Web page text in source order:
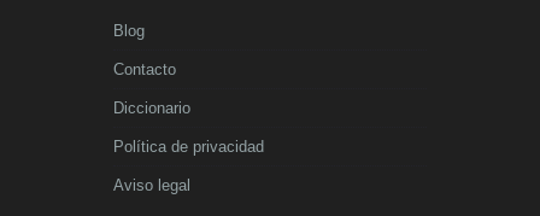
Blog
Contacto
Diccionario
Política de privacidad
Aviso legal